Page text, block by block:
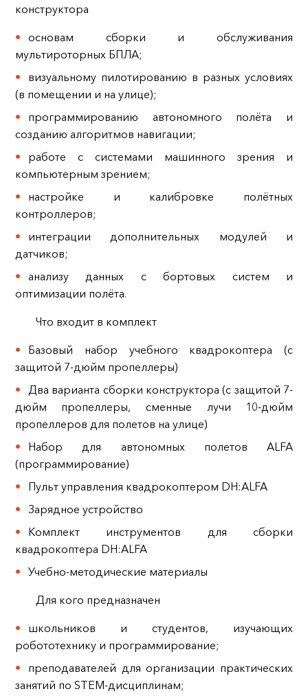
конструктора
основам сборки и обслуживания
мультироторных БПЛА;
визуальному пилотированию в разных условиях
(в помещении и на улице);
программированию автономного полёта и
созданию алгоритмов навигации;
работе с системами машинного зрения и
компьютерным зрением;
настройке и калибровке полётных
контроллеров;
интеграции дополнительных модулей и
датчиков;
анализу данных с бортовых систем и
оптимизации полёта.
Что входит в комплект
Базовый набор учебного квадрокоптера (с
защитой 7-дюйм пропеллеры)
Два варианта сборки конструктора (с защитой 7-
дюйм пропеллеры, сменные лучи 10-дюйм
пропеллеров для полетов на улице)
Набор для автономных полетов ALFA
(программирование)
Пульт управления квадрокоптером DH:ALFA
Зарядное устройство
Комплект инструментов для сборки
квадрокоптера DH:ALFA
Учебно-методические материалы
Для кого предназначен
школьников и студентов, изучающих
робототехнику и программирование;
преподавателей для организации практических
занятий по STEM‑дисциплинам;